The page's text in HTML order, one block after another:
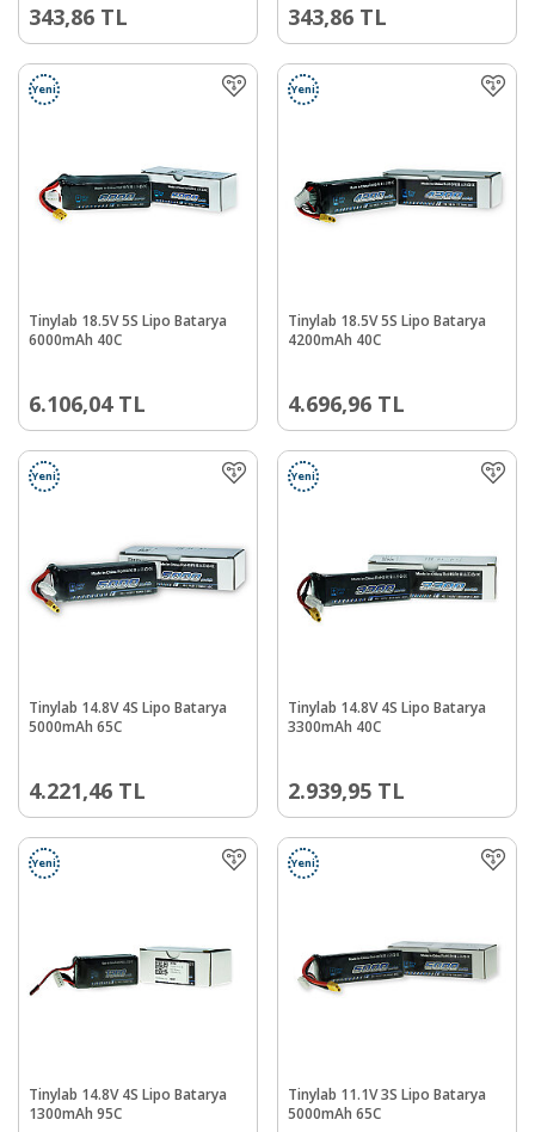
343,86 TL 343,86 TL
Yeni
Tinylab 18.5V 5S Lipo Batarya
6000mAh 40C
6.106,04TL
Yeni
Tinylab 18.5V 5S Lipo Batarya
4200mAh 40C
4.696,96 TL
Yeni
Tinylab 14.8V 4S Lipo Batarya
5000mAh 65C
4.221,46 TL
Yeni
Tinylab 14.8V 4S Lipo Batarya
3300mAh 40C
2.939,95 TL
Yeni
Tinylab 14.8V 4S Lipo Batarya
1300mAh 95C
Yeni
Tinylab 11.1V 3S Lipo Batarya
5000mAh 65C